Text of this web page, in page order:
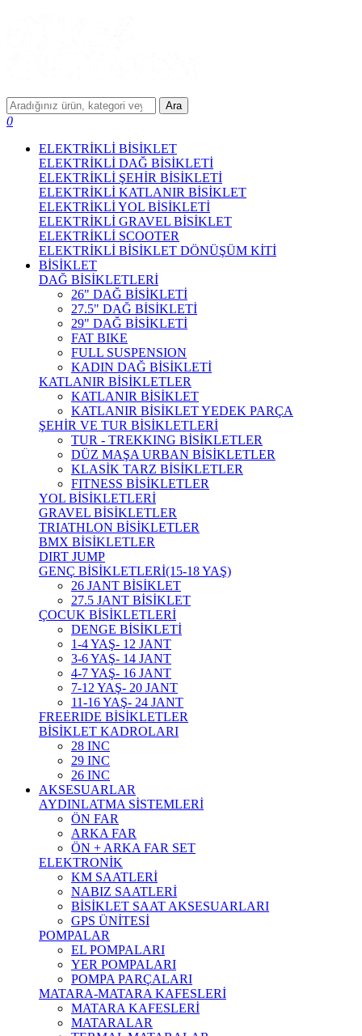
Ara
0
ELEKTRİKLİ BİSİKLET
ELEKTRİKLİ DAĞ BİSİKLETİ
ELEKTRİKLİ ŞEHİR BİSİKLETİ
ELEKTRİKLİ KATLANIR BİSİKLET
ELEKTRİKLİ YOL BİSİKLETİ
ELEKTRİKLİ GRAVEL BİSİKLET
ELEKTRİKLİ SCOOTER
ELEKTRİKLİ BİSİKLET DÖNÜŞÜM KİTİ
BİSİKLET
DAĞ BİSİKLETLERİ
26" DAĞ BİSİKLETİ
27.5" DAĞ BİSİKLETİ
29" DAĞ BİSİKLETİ
FAT BIKE
FULL SUSPENSION
KADIN DAĞ BİSİKLETİ
KATLANIR BİSİKLETLER
KATLANIR BİSİKLET
KATLANIR BİSİKLET YEDEK PARÇA
ŞEHİR VE TUR BİSİKLETLERİ
TUR - TREKKING BİSİKLETLER
DÜZ MAŞA URBAN BİSİKLETLER
KLASİK TARZ BİSİKLETLER
FITNESS BİSİKLETLER
YOL BİSİKLETLERİ
GRAVEL BİSİKLETLER
TRIATHLON BİSİKLETLER
BMX BİSİKLETLER
DIRT JUMP
GENÇ BİSİKLETLERİ(15-18 YAŞ)
26 JANT BİSİKLET
27.5 JANT BİSİKLET
ÇOCUK BİSİKLETLERİ
DENGE BİSİKLETİ
1-4 YAŞ- 12 JANT
3-6 YAŞ- 14 JANT
4-7 YAŞ- 16 JANT
7-12 YAŞ- 20 JANT
11-16 YAŞ- 24 JANT
FREERIDE BİSİKLETLER
BİSİKLET KADROLARI
28 INC
29 INC
26 INC
AKSESUARLAR
AYDINLATMA SİSTEMLERİ
ÖN FAR
ARKA FAR
ÖN + ARKA FAR SET
ELEKTRONİK
KM SAATLERİ
NABIZ SAATLERİ
BİSİKLET SAAT AKSESUARLARI
GPS ÜNİTESİ
POMPALAR
EL POMPALARI
YER POMPALARI
POMPA PARÇALARI
MATARA-MATARA KAFESLERİ
MATARA KAFESLERİ
MATARALAR